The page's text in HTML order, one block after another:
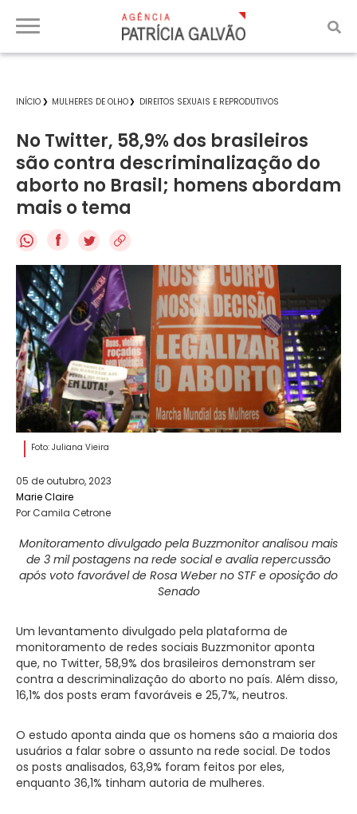
INÍCIO MULHERES DE OLHO DIREITOS SEXUAIS E REPRODUTIVOS
No Twitter, 58,9% dos brasileiros
são contra descriminalização do
aborto no Brasil; homens abordam
mais o tema
f
Foto: Juliana Vieira
05 de outubro, 2023
Marie Claire
Por Camila Cetrone
Monitoramento divulgado pela Buzzmonitor analisou mais
de 3 mil postagens na rede social e avalia repercussão
após voto favorável de Rosa Weber no STF e oposição do
Senado
Um levantamento divulgado pela plataforma de
monitoramento de redes sociais Buzzmonitor aponta
que, no Twitter, 58,9% dos brasileiros demonstram ser
contra a descriminalização do aborto no país. Além disso,
16,1% dos posts eram favoráveis e 25,7%, neutros.
O estudo aponta ainda que os homens são a maioria dos
usuários a falar sobre o assunto na rede social. De todos
os posts analisados, 63,9% foram feitos por eles,
enquanto 36,1% tinham autoria de mulheres.